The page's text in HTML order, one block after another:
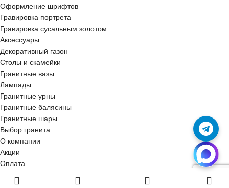
Оформление шрифтов
Гравировка портрета
Гравировка сусальным золотом
Аксессуары
Декоративный газон
Столы и скамейки
Гранитные вазы
Лампады
Гранитные урны
Гранитные балясины
Гранитные шары
Выбор гранита
О компании
Акции
Оплата
Отзывы